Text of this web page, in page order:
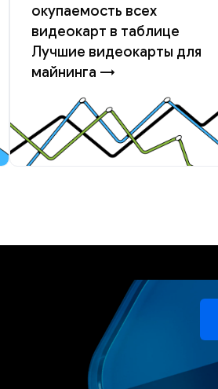
окупаемость всех
видеокарт в таблице
Лучшие видеокарты для
майнинга →